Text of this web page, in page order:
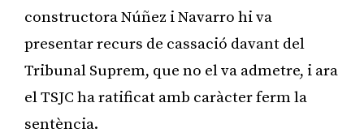
constructora Núñez i Navarro hi va
presentar recurs de cassació davant del
Tribunal Suprem, que no el va admetre, i ara
el TSJC ha ratificat amb caràcter ferm la
sentència.